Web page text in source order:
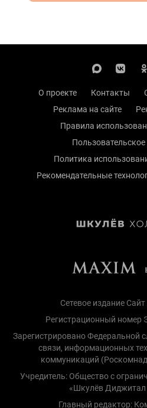
О проекте Контакты
Реклама на сайте
Правила
Политика
Рекомендательные
Сетевое издание
Регистрационный
Зарегистрировано Федеральной
связи, информационных
коммуникаций
Учредитель: Общество с
«Шкулёв Диджитал
Главный редактор: